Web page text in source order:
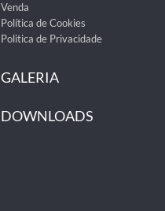
Venda
Política de Cookies
Politica de Privacidade
GALERIA
DOWNLOADS